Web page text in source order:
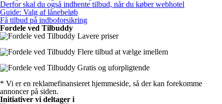
Derfor skal du også indhente tilbud, når du køber webhotel
Guide: Valg af lånebeløb
Få tilbud på indboforsikring
Fordele ved Tilbuddy
Lavere priser
Flere tilbud at vælge imellem
Gratis og uforpligtende
* Vi er en reklamefinansieret hjemmeside, så der kan forekomme
annoncer på siden.
Initiativer vi deltager i